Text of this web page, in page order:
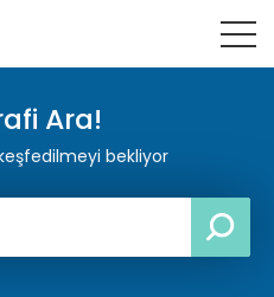
Ara!
bekliyor